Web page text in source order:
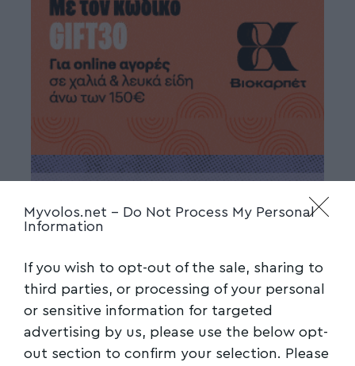
Myvolos.net - Do Not Process My Personal
Information
If you wish to opt-out of the sale, sharing to
third parties, or processing of your personal
or sensitive information for targeted
advertising by us, please use the below opt-
out section to confirm your selection. Please